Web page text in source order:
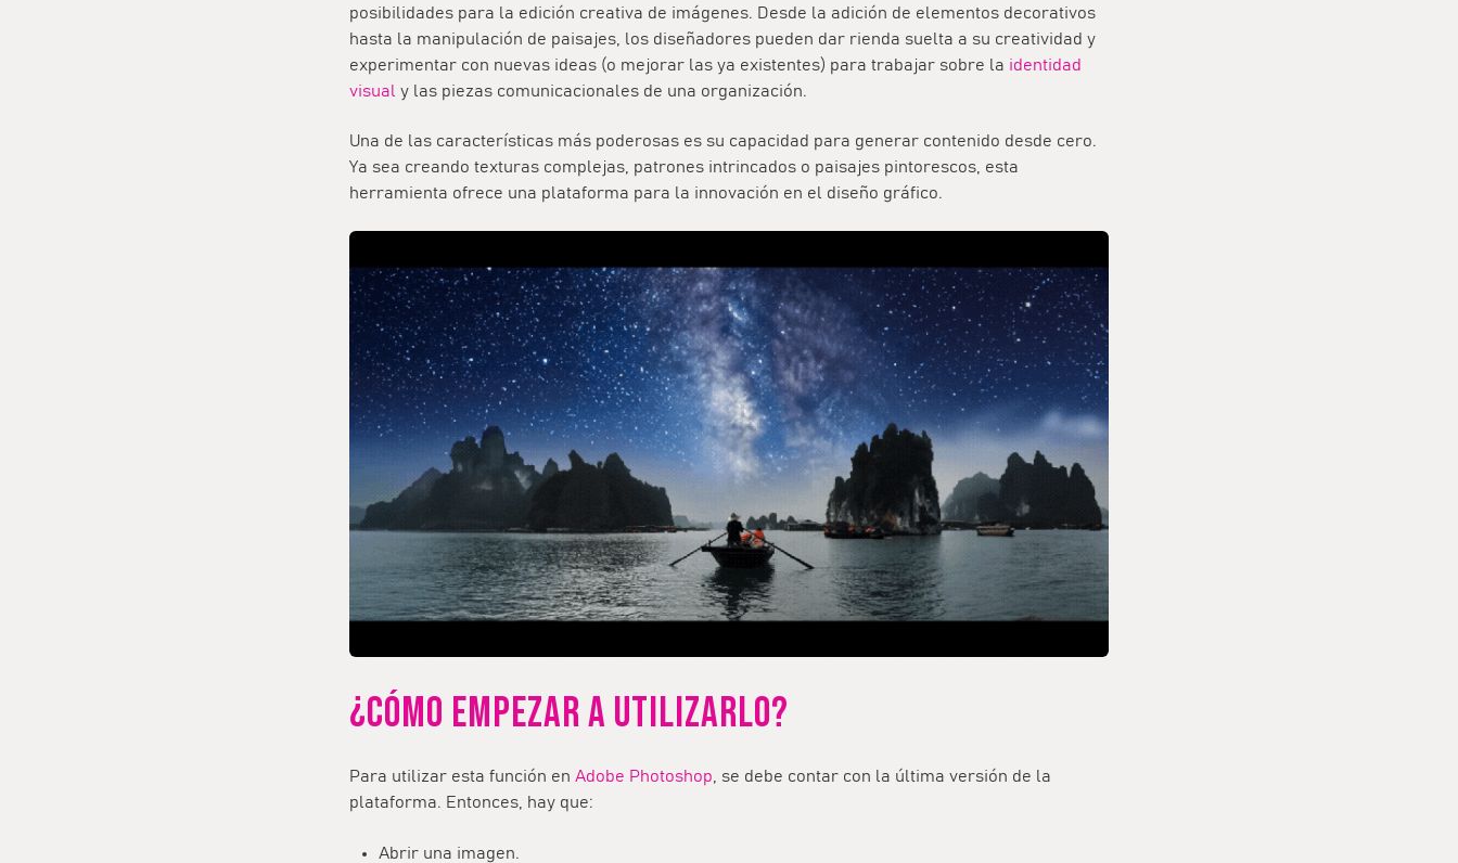
posibilidades para la edición creativa de imágenes. Desde la adición de elementos decorativos
hasta la manipulación de paisajes, los diseñadores pueden dar rienda suelta a su creatividad y
experimentar con nuevas ideas (o mejorar las ya existentes) para trabajar sobre la identidad
visual y las piezas comunicacionales de una organización.
Una de las características más poderosas es su capacidad para generar contenido desde cero.
Ya sea creando texturas complejas, patrones intrincados o paisajes pintorescos, esta
herramienta ofrece una plataforma para la innovación en el diseño gráfico.
¿CÓMO EMPEZAR A UTILIZARLO?
Para utilizar esta función en Adobe Photoshop , se debe contar con la última versión de la
plataforma. Entonces, hay que:
Abrir una imagen.